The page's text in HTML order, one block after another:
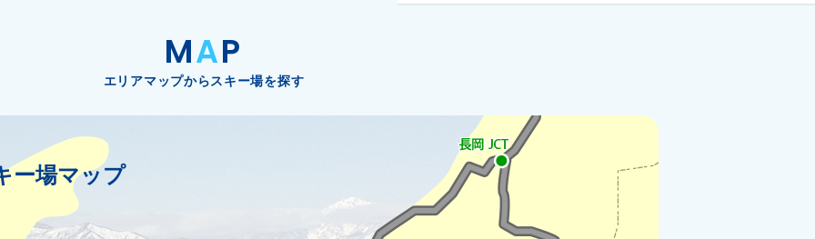
MAP
エリアマップからスキー場を探す
ー場マップ